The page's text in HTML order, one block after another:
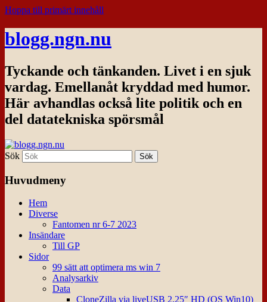
Hoppa till primärt innehåll
blogg.ngn.nu
Tyckande och tänkanden. Livet i en sjuk
vardag. Emellanåt kryddad med humor.
Här avhandlas också lite politik och en
del datatekniska spörsmål
Sök
Huvudmeny
Hem
Diverse
Fantomen nr 6-7 2023
Insändare
Till GP
Sidor
99 sätt att optimera ms win 7
Analysarkiv
Data
CloneZilla via liveUSB 2.25″ HD (OS Win10)